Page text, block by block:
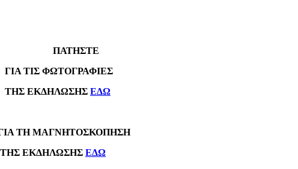
ΠΑΤΗΣΤΕ
ΤΙΣ ΦΩΤΟΓΡΑΦΙΕΣ
ΕΚΔΗΛΩΣΗΣ ΕΔΩ
ΤΗ ΜΑΓΝΗΤΟΣΚΟΠΗΣΗ
ΕΚΔΗΛΩΣΗΣ ΕΔΩ